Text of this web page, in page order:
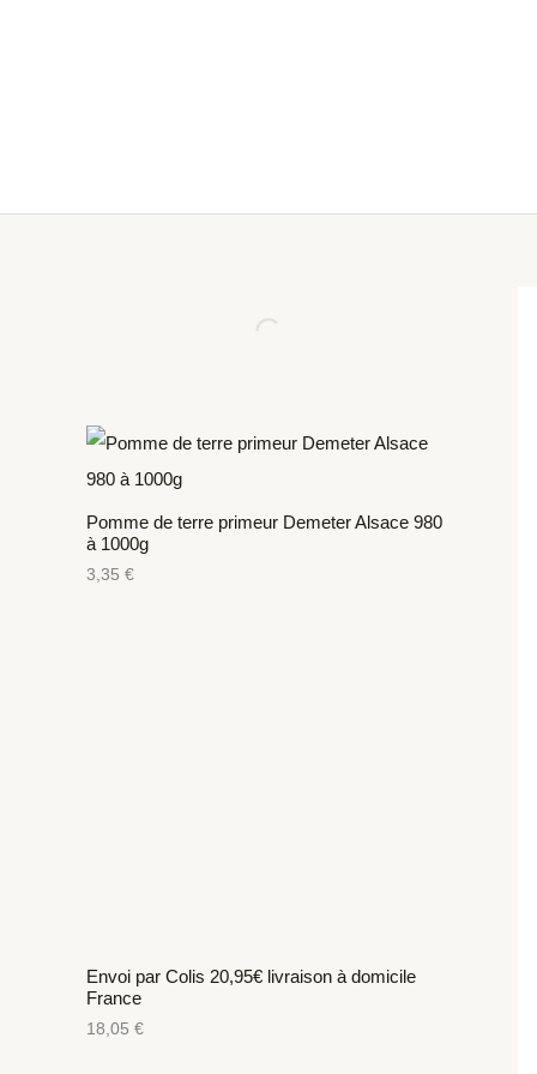
Pomme de terre primeur Demeter Alsace 980
à 1000g
3,35 €
Envoi par Colis 20,95€ livraison à domicile
France
18,05 €